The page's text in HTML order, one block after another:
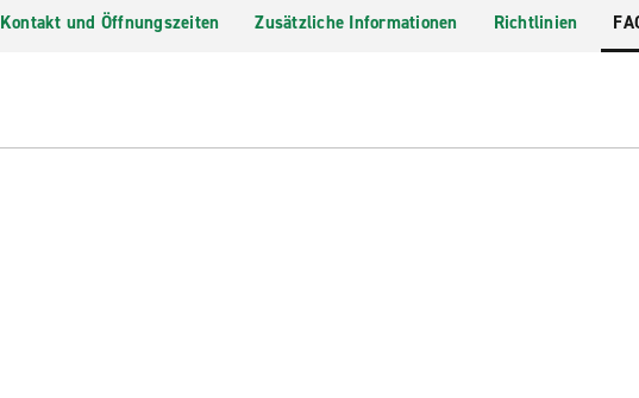
Kontakt und Öffnungszeiten Zusätzliche Informationen Richtlinien